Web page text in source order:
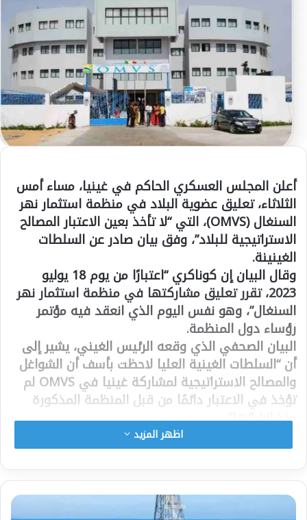
أعلن المجلس العسكري الحاكم في غينيا، مساء أمس
الثلاثاء، تعليق عضوية البلاد في منظمة استثمار نهر
السنغال (OMVS)، التي “لا تأخذ بعين الاعتبار المصالح
الاستراتيجية للبلاد”، وفق بيان صادر عن السلطات
الغينينة.
وقال البيان إن كوناكري “اعتبارًا من يوم 18 يوليو
2023، تقرر تعليق مشاركتها في منظمة استثمار نهر
السنغال”، وهو نفس اليوم الذي انعقد فيه مؤتمر
رؤساء دول المنظمة.
البيان الصحفي الذي وقعه الرئيس الغيني، يشير إلى
أن “السلطات الغينية العليا لاحظت بأسف أن الشواغل
والمصالح الاستراتيجية لمشاركة غينيا في OMVS لم
تؤخذ في الاعتبار دائمًا من قبل المنظمة المذكورة
منذ إنشائها”.
ويضيف: “تعرب غينيا عن أسفها للتأخير الكبير في
تمويل سد كوكوتامبا لتوليد الطاقة الكهرومائية في
منطقة توجي شمال البلاد، كما تلاحظ نقص تمثيلها
في هيئات صنع القرار في المنظمة التي يقع مقرها
الرئيسي في داكار
اظهر المزيد